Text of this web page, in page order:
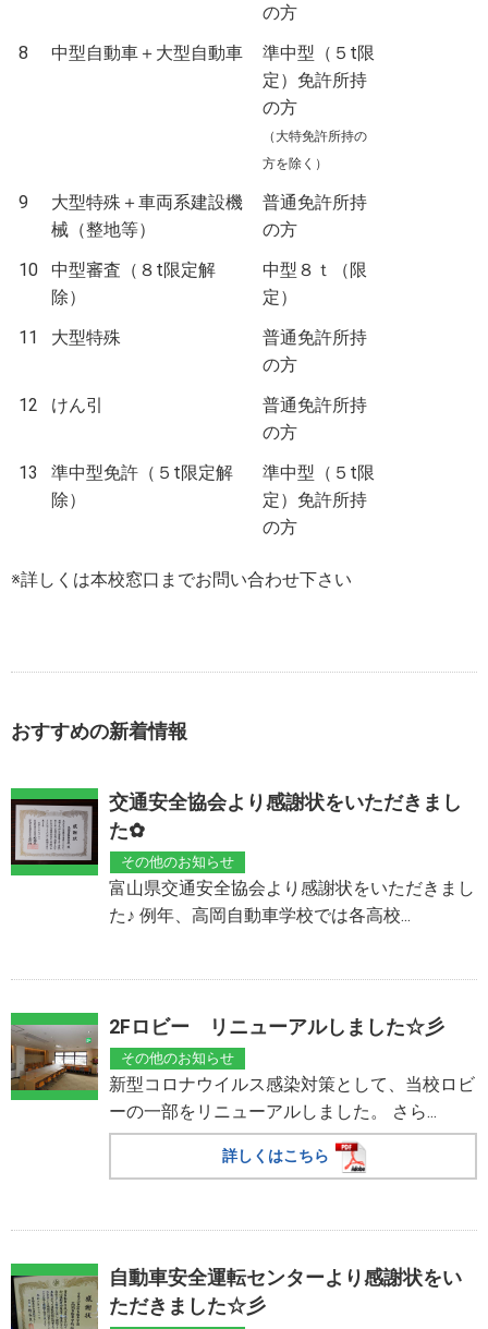
の方
8
中型自動車＋大型自動車
準中型（５t限
定）免許所持
の方
（大特免許所持の
方を除く）
9
大型特殊＋車両系建設機
械（整地等）
普通免許所持
の方
10
中型審査（８t限定解
除）
中型８ｔ（限
定）
11
大型特殊
普通免許所持
の方
12
けん引
普通免許所持
の方
13
準中型免許（５t限定解
除）
準中型（５t限
定）免許所持
の方
※詳しくは本校窓口までお問い合わせ下さい
おすすめの新着情報
交通安全協会より感謝状をいただきまし
た✿
その他のお知らせ
富山県交通安全協会より感謝状をいただきまし
た♪ 例年、高岡自動車学校では各高校...
2Fロビー リニューアルしました☆彡
その他のお知らせ
新型コロナウイルス感染対策として、当校ロビ
ーの一部をリニューアルしました。 さら...
詳しくはこちら
自動車安全運転センターより感謝状をい
ただきました☆彡